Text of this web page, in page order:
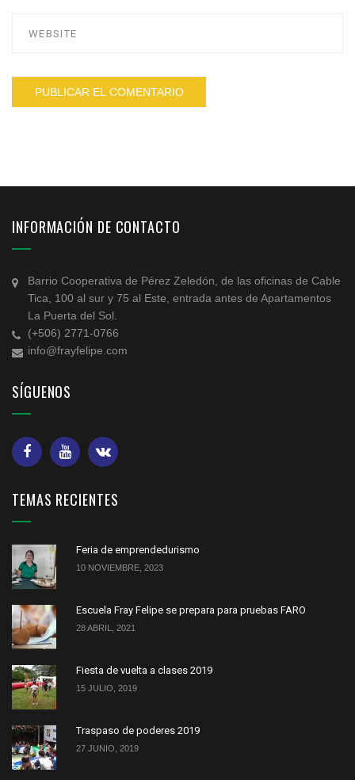
INFORMACIÓN DE CONTACTO
Barrio Cooperativa de Pérez Zeledón, de las oficinas de Cable
Tica, 100 al sur y 75 al Este, entrada antes de Apartamentos
La Puerta del Sol.
(+506) 2771-0766
info@frayfelipe.com
SÍGUENOS
TEMAS RECIENTES
Feria de emprendedurismo
10 NOVIEMBRE, 2023
Escuela Fray Felipe se prepara para pruebas FARO
28 ABRIL, 2021
Fiesta de vuelta a clases 2019
15 JULIO, 2019
Traspaso de poderes 2019
27 JUNIO, 2019